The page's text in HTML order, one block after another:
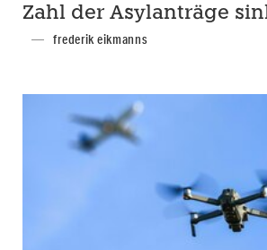
Zahl der Asylanträge
frederik eikmanns